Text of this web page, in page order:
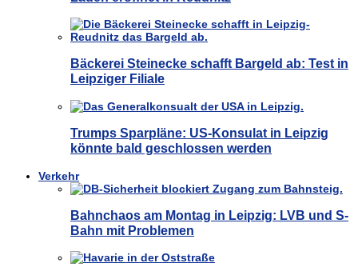
Bäckerei Steinecke schafft Bargeld ab: Test in
Leipziger Filiale
Trumps Sparpläne: US-Konsulat in Leipzig
könnte bald geschlossen werden
Verkehr
Bahnchaos am Montag in Leipzig: LVB und S-
Bahn mit Problemen